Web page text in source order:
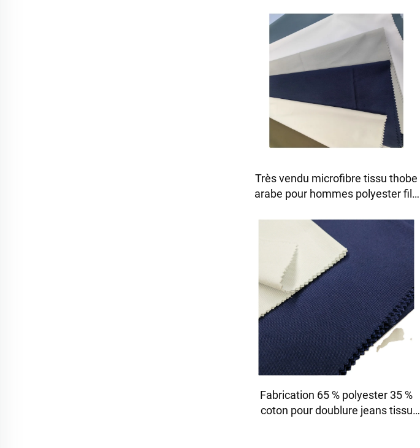
Très vendu microfibre tissu thobe
arabe pour hommes polyester filé
Fabrication 65 % polyester 35 %
coton pour doublure jeans tissu